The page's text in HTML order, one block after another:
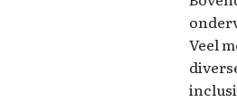
Veel